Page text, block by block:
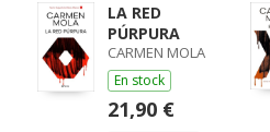
LA RED
PÚRPURA
CARMEN MOLA
En stock
21,90 €